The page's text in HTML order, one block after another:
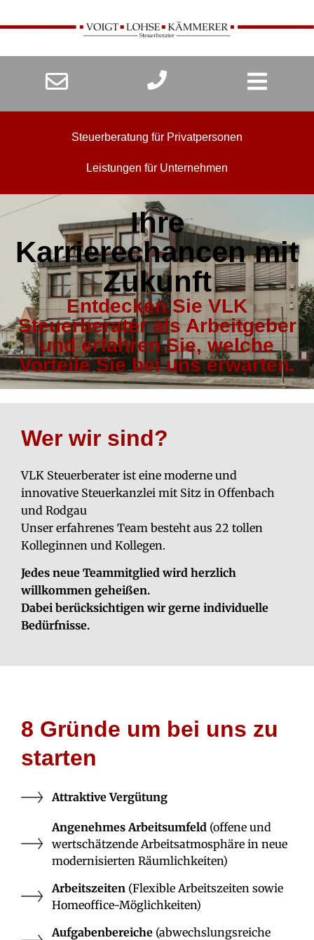
Steuerberatung für Privatpersonen
Leistungen für Unternehmen
Ihre
Karrierechancen mit
Zukunft
Entdecken Sie VLK
Steuerberater als Arbeitgeber
und erfahren Sie, welche
Vorteile Sie bei uns erwarten.
Wer wir sind?
VLK Steuerberater ist eine moderne und
innovative Steuerkanzlei mit Sitz in Offenbach
und Rodgau
Unser erfahrenes Team besteht aus 22 tollen
Kolleginnen und Kollegen.
Jedes neue Teammitglied wird herzlich
willkommen geheißen.
Dabei berücksichtigen wir gerne individuelle
Bedürfnisse.
8 Gründe um bei uns zu
starten
Attraktive Vergütung
Angenehmes Arbeitsumfeld (offene und
wertschätzende Arbeitsatmosphäre in neue
modernisierten Räumlichkeiten)
Arbeitszeiten (Flexible Arbeitszeiten sowie
Homeoffice-Möglichkeiten)
Aufgabenbereiche(abwechslungsreiche